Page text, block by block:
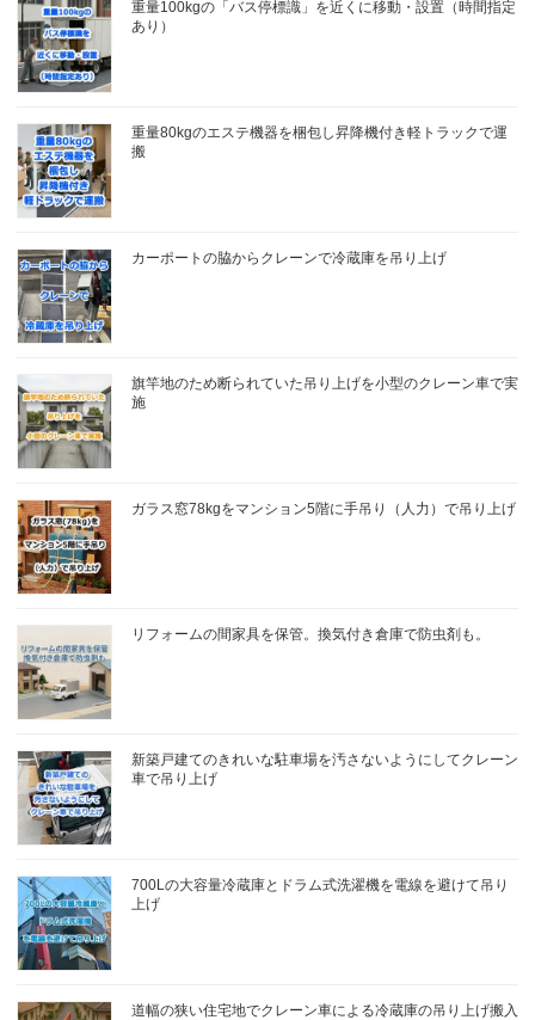
重量100kgの「バス停標識」を近くに移動・設置（時間指定
あり）
重量80kgのエステ機器を梱包し昇降機付き軽トラックで運
搬
カーポートの脇からクレーンで冷蔵庫を吊り上げ
旗竿地のため断られていた吊り上げを小型のクレーン車で実
施
ガラス窓78kgをマンション5階に手吊り（人力）で吊り上げ
リフォームの間家具を保管。換気付き倉庫で防虫剤も。
新築戸建てのきれいな駐車場を汚さないようにしてクレーン
車で吊り上げ
700Lの大容量冷蔵庫とドラム式洗濯機を電線を避けて吊り
上げ
道幅の狭い住宅地でクレーン車による冷蔵庫の吊り上げ搬入